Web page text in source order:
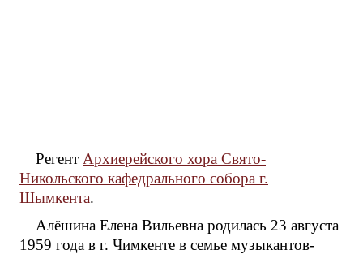
Регент Архиерейского хора Свято-
Никольского кафедрального собора г.
Шымкента.
Алёшина Елена Вильевна родилась 23 августа
1959 года в г. Чимкенте в семье музыкантов-